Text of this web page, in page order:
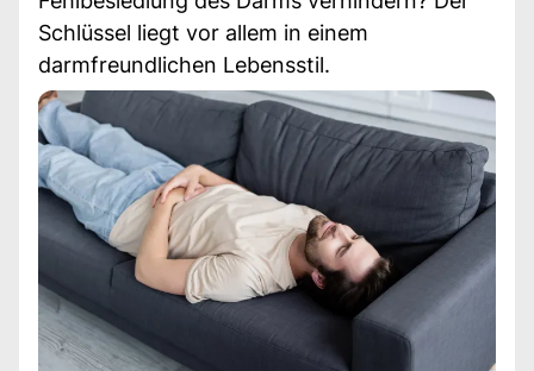
Schlüssel liegt vor allem in einem
darmfreundlichen Lebensstil.